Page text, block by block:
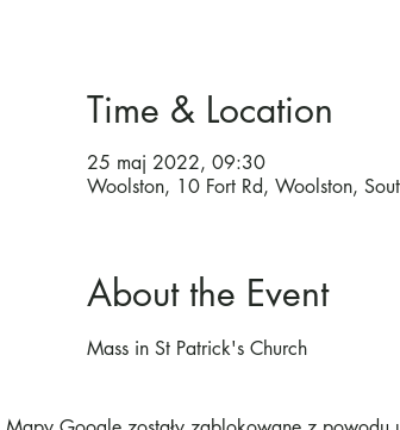
Time & Location
25 maj 2022, 09:30
Woolston, 10 Fort Rd, Woolston,
About the Event
Mass in St Patrick's Church